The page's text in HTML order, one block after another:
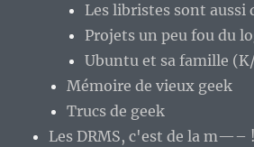
Les libristes sont aussi
Projets un peu fou du
Ubuntu et sa famille
Mémoire de vieux geek
Trucs de geek
Les DRMS, c'est de la m—– !